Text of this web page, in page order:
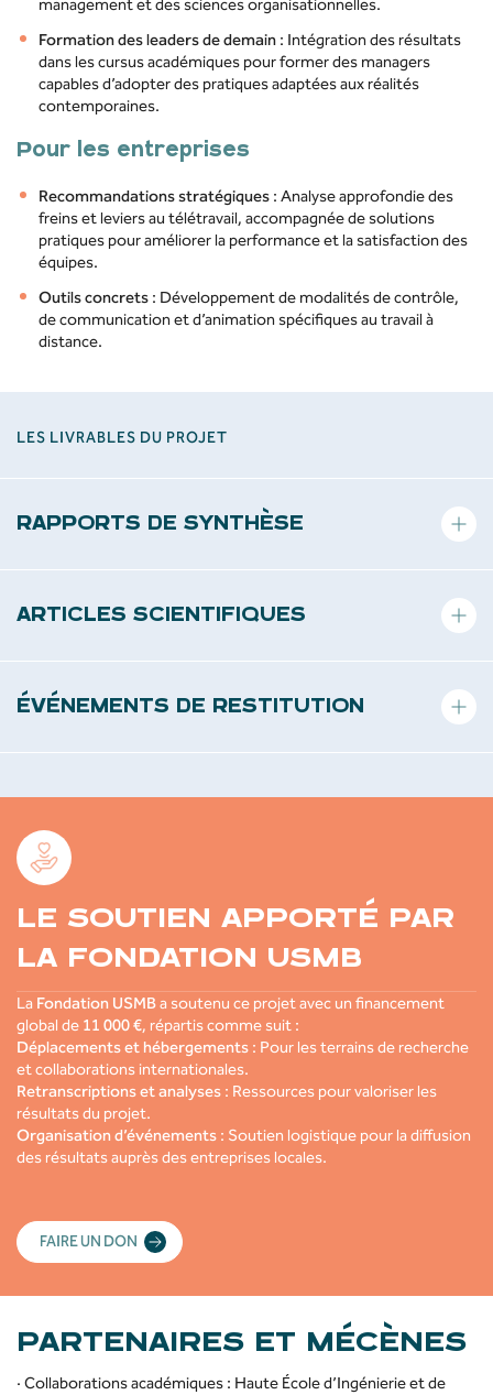
Formation des leaders de demain : Intégration des résultats
dans les cursus académiques pour former des managers
capables d’adopter des pratiques adaptées aux réalités
contemporaines.
Pour les entreprises
Recommandations stratégiques : Analyse approfondie des
freins et leviers au télétravail, accompagnée de solutions
pratiques pour améliorer la performance et la satisfaction des
équipes.
Outils concrets : Développement de modalités de contrôle,
de communication et d’animation spécifiques au travail à
distance.
LES LIVRABLES DU PROJET
RAPPORTS DE SYNTHÈSE
ARTICLES SCIENTIFIQUES
organisationnelle.
ÉVÉNEMENTS DE RESTITUTION
LE SOUTIEN APPORTÉ PAR
LA FONDATION USMB
La Fondation USMBa soutenu ce projet avec un financement
global de 11 000 €, répartis comme suit :
Déplacements et hébergements : Pour les terrains de recherche
et collaborations internationales.
Retranscriptions et analyses : Ressources pour valoriser les
résultats du projet.
Organisation d’événements : Soutien logistique pour la diffusion
des résultats auprès des entreprises locales.
FAIRE UN DON
PARTENAIRES ET MÉCÈNES
· Collaborations académiques : Haute École d’Ingénierie et de